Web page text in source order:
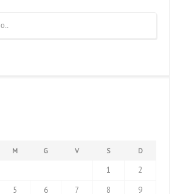
M G V S D
1
2
5 6 7 8
9